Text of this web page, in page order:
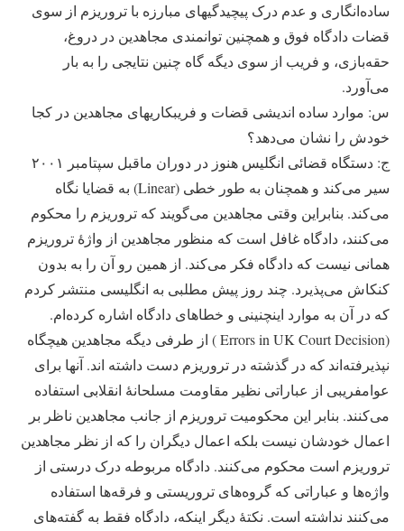
ساده‌انگاری و عدم درک پیچیدگیهای مبارزه با تروریزم از سوی
قضات دادگاه فوق و همچنین توانمندی مجاهدین در دروغ،
حقه‌بازی، و فریب از سوی دیگه گاه چنین نتایجی را به بار
می‌آورد.
س: موارد ساده اندیشی قضات و فریبکاریهای مجاهدین در کجا
خودش را نشان می‌دهد؟
ج: دستگاه قضائی انگلیس هنوز در دوران ماقبل سپتامبر ۲۰۰۱
سیر می‌کند و همچنان به طور خطی (Linear) به قضایا نگاه
می‌کند. بنابراین وقتی مجاهدین می‌گویند که تروریزم را محکوم
می‌کنند، دادگاه غافل است که منظور مجاهدین از واژۀ تروریزم
همانی نیست که دادگاه فکر می‌کند. از همین رو آن را به بدون
کنکاش می‌پذیرد. چند روز پیش مطلبی به انگلیسی منتشر کردم
که در آن به موارد اینچنینی و خطاهای دادگاه اشاره کرده‌ام.
(Errors in UK Court Decision ) از طرفی دیگه مجاهدین هیچگاه
نپذیرفته‌اند که در گذشته در تروریزم دست داشته اند. آنها برای
عوامفریبی از عباراتی نظیر مقاومت مسلحانۀ انقلابی استفاده
می‌کنند. بنابر این محکومیت تروریزم از جانب مجاهدین ناظر بر
اعمال خودشان نیست بلکه اعمال دیگران را که از نظر مجاهدین
تروریزم است محکوم می‌کنند. دادگاه مربوطه درک درستی از
واژه‌ها و عباراتی که گروه‌های تروریستی و فرقه‌ها استفاده
می‌کنند نداشته است. نکتۀ دیگر اینکه، دادگاه فقط به گفته‌های